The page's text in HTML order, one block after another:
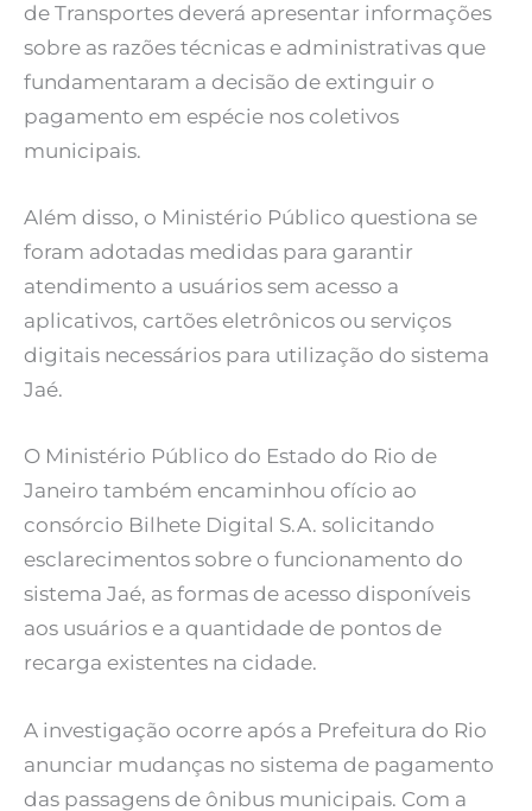
de Transportes deverá apresentar informações
sobre as razões técnicas e administrativas que
fundamentaram a decisão de extinguir o
pagamento em espécie nos coletivos
municipais.
Além disso, o Ministério Público questiona se
foram adotadas medidas para garantir
atendimento a usuários sem acesso a
aplicativos, cartões eletrônicos ou serviços
digitais necessários para utilização do sistema
Jaé.
O Ministério Público do Estado do Rio de
Janeiro também encaminhou ofício ao
consórcio Bilhete Digital S.A. solicitando
esclarecimentos sobre o funcionamento do
sistema Jaé, as formas de acesso disponíveis
aos usuários e a quantidade de pontos de
recarga existentes na cidade.
A investigação ocorre após a Prefeitura do Rio
anunciar mudanças no sistema de pagamento
das passagens de ônibus municipais. Com a